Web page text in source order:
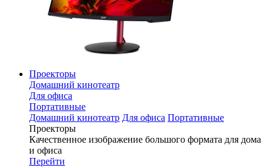
Проекторы
Домашний кинотеатр
Для офиса
Портативные
Домашний кинотеатр Для офиса Портативные
Проекторы
Качественное изображение большого формата для дома
и офиса
Перейти